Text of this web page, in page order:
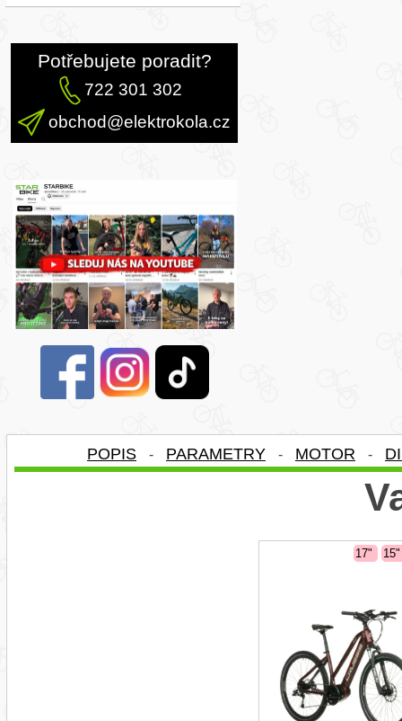
Potřebujete poradit?
722 301 302
obchod@elektrokola.cz
POPIS - PARAMETRY - MOTOR -
17"